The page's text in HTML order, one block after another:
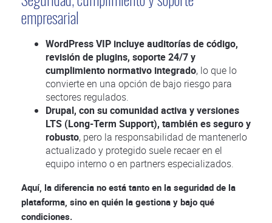
empresarial
WordPress VIP incluye auditorías de código,
revisión de plugins, soporte 24/7 y
cumplimiento normativo integrado, lo que lo
convierte en una opción de bajo riesgo para
sectores regulados.
Drupal, con su comunidad activa y versiones
LTS (Long-Term Support), también es seguro y
robusto, pero la responsabilidad de mantenerlo
actualizado y protegido suele recaer en el
equipo interno o en partners especializados.
Aquí, la diferencia no está tanto en la seguridad de la
plataforma, sino en quién la gestiona y bajo qué
condiciones.